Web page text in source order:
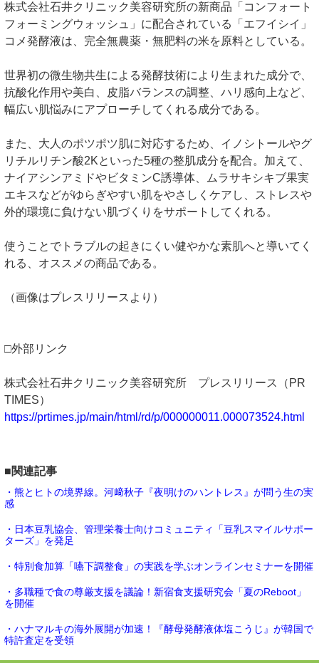
株式会社石井クリニック美容研究所の新商品「コンフォート
フォーミングウォッシュ」に配合されている「エフイシイ」
コメ発酵液は、完全無農薬・無肥料の米を原料としている。
世界初の微生物共生による発酵技術により生まれた成分で、
抗酸化作用や美白、皮脂バランスの調整、ハリ感向上など、
幅広い肌悩みにアプローチしてくれる成分である。
また、大人のポツポツ肌に対応するため、イノシトールやグ
リチルリチン酸2Kといった5種の整肌成分を配合。加えて、
ナイアシンアミドやビタミンC誘導体、ムラサキシキブ果実
エキスなどがゆらぎやすい肌をやさしくケアし、ストレスや
外的環境に負けない肌づくりをサポートしてくれる。
使うことでトラブルの起きにくい健やかな素肌へと導いてく
れる、オススメの商品である。
（画像はプレスリリースより）
□外部リンク
株式会社石井クリニック美容研究所 プレスリリース（PR
TIMES）
https://prtimes.jp/main/html/rd/p/000000011.000073524.html
■関連記事
・熊とヒトの境界線。河﨑秋子『夜明けのハントレス』が問う生の実
感
・日本豆乳協会、管理栄養士向けコミュニティ「豆乳スマイルサポー
ターズ」を発足
・特別食加算「嚥下調整食」の実践を学ぶオンラインセミナーを開催
・多職種で食の尊厳支援を議論！新宿食支援研究会「夏のReboot」
を開催
・ハナマルキの海外展開が加速！『酵母発酵液体塩こうじ』が韓国で
特許査定を受領